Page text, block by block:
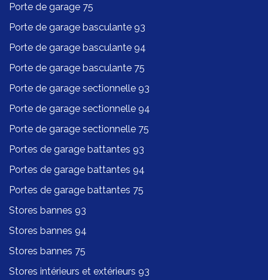
Porte de garage 75
Porte de garage basculante 93
Porte de garage basculante 94
Porte de garage basculante 75
Porte de garage sectionnelle 93
Porte de garage sectionnelle 94
Porte de garage sectionnelle 75
Portes de garage battantes 93
Portes de garage battantes 94
Portes de garage battantes 75
Stores bannes 93
Stores bannes 94
Stores bannes 75
Stores intérieurs et extérieurs 93